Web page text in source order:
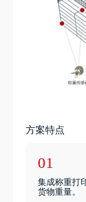
方案特点
01
集成称重打
货物重量。